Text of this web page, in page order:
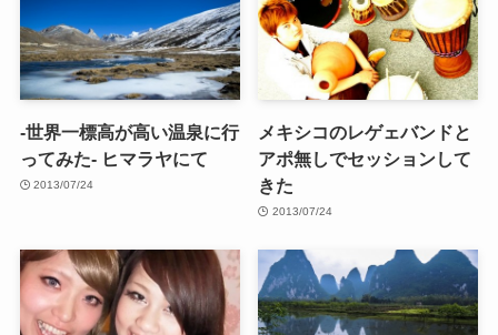
-世界一標高が高い温泉に行
ってみた- ヒマラヤにて
2013/07/24
メキシコのレゲェバンドと
アポ無しでセッションして
きた
2013/07/24